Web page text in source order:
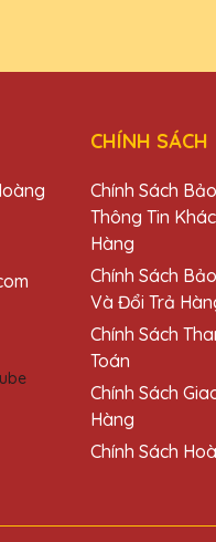
Rất tự hào khi trao tặng
CHÍNH SÁCH
Chính Sách
Thông Tin
Hàng
Chính Sách
Và Đổi Trả
Chính Sách
Toán
Chính Sách
Hàng
Chính Sách